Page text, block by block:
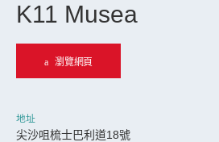
K11 Musea
瀏覽網頁
地址
尖沙咀梳士巴利道18號